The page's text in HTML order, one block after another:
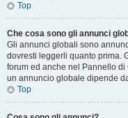
Top
Che cosa sono gli annunci
Gli annunci globali sono
dovresti leggerli quanto prima.
forum ed anche nel Pannello
un annuncio globale dipende
Top